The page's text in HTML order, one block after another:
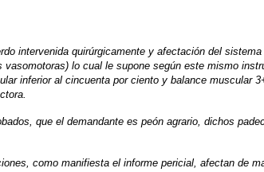
intervenida quirúrgicamente y afectación del
lo cual le supone según este mismo
inferior al cincuenta por ciento y balance muscular
que el demandante es peón agrario, dichos
como manifiesta el informe pericial, afectan de